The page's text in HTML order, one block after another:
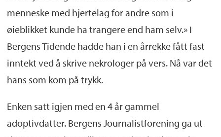
menneske med hjertelag for andre som i
øieblikket kunde ha trangere end ham selv.» I
Bergens Tidende hadde han i en årrekke fått fast
inntekt ved å skrive nekrologer på vers. Nå var det
hans som kom på trykk.
Enken satt igjen med en 4 år gammel
adoptivdatter. Bergens Journalistforening ga ut